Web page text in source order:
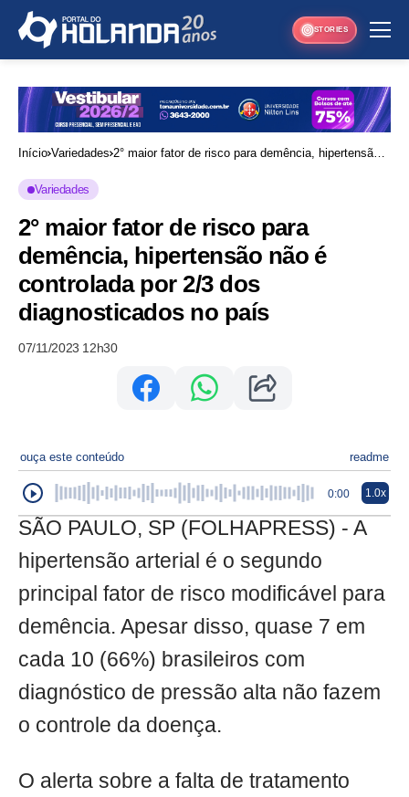
STORIES
Início Variedades 2° maior fator de risco para demência, hipertensão
Variedades
2° maior fator de risco para
demência, hipertensão não é
controlada por 2/3 dos
diagnosticados no país
07/11/2023 12h30
ouça este conteúdo readme
0:00 1.0x
SÃO PAULO, SP (FOLHAPRESS) - A
hipertensão arterial é o segundo
principal fator de risco modificável para
demência. Apesar disso, quase 7 em
cada 10 (66%) brasileiros com
diagnóstico de pressão alta não fazem
o controle da doença.
O alerta sobre a falta de tratamento